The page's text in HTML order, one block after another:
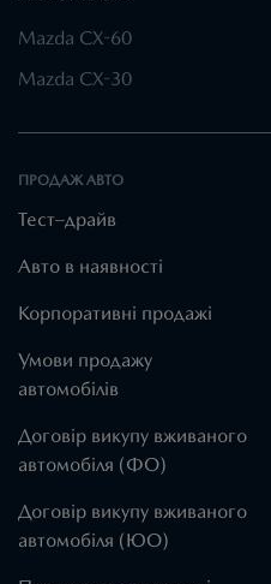
Mazda CX-60
Mazda CX-30
ПРОДАЖ АВТО
Тест–драйв
Авто в наявності
Корпоративні продажі
Умови продажу
автомобілів
Договір викупу вживаного
автомобіля (ФО)
Договір викупу вживаного
автомобіля (ЮО)